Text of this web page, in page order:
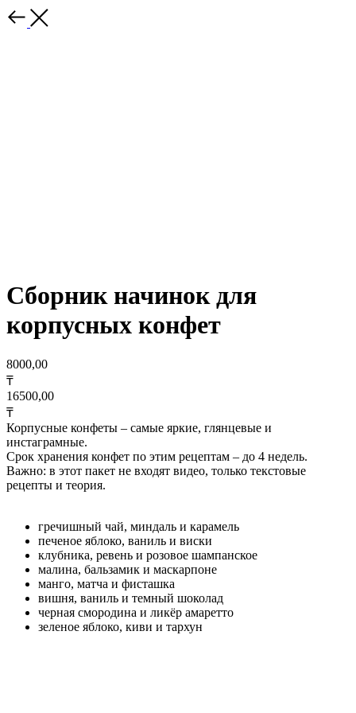
Сборник начинок для
корпусных конфет
8000,00
₸
16500,00
₸
Корпусные конфеты – самые яркие, глянцевые и
инстаграмные.
Срок хранения конфет по этим рецептам – до 4 недель.
Важно: в этот пакет не входят видео, только текстовые
рецепты и теория.
гречишный чай, миндаль и карамель
печеное яблоко, ваниль и виски
клубника, ревень и розовое шампанское
малина, бальзамик и маскарпоне
манго, матча и фисташка
вишня, ваниль и темный шоколад
черная смородина и ликёр амаретто
зеленое яблоко, киви и тархун